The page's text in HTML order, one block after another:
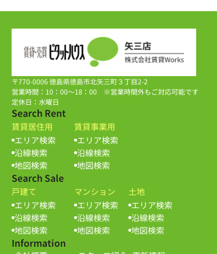
〒770-0006 徳島県徳島市北矢三町３丁目2-2
営業時間：10：00～18：00 ※営業時間外もご対応可能です
定休日：水曜日
Search Rent
賃貸居住用
エリア検索
沿線検索
地図検索
賃貸事業用
エリア検索
沿線検索
地図検索
Search Sale
戸建て
エリア検索
沿線検索
地図検索
マンション
エリア検索
沿線検索
地図検索
土地
エリア検索
沿線検索
地図検索
Information